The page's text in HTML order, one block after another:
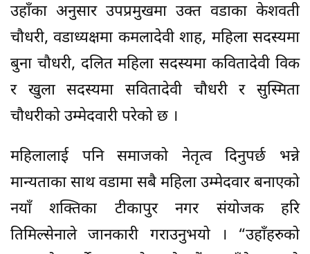
उहाँका अनुसार उपप्रमुखमा उक्त वडाका केशवती
चौधरी, वडाध्यक्षमा कमलादेवी शाह, महिला सदस्यमा
बुना चौधरी, दलित महिला सदस्यमा कवितादेवी विक
र खुला सदस्यमा सवितादेवी चौधरी र सुस्मिता
चौधरीको उम्मेदवारी परेको छ ।
महिलालाई पनि समाजको नेतृत्व दिनुपर्छ भन्ने
मान्यताका साथ वडामा सबै महिला उम्मेदवार बनाएको
नयाँ शक्तिका टीकापुर नगर संयोजक हरि
तिमिल्सेनाले जानकारी गराउनुभयो । “उहाँहरुको